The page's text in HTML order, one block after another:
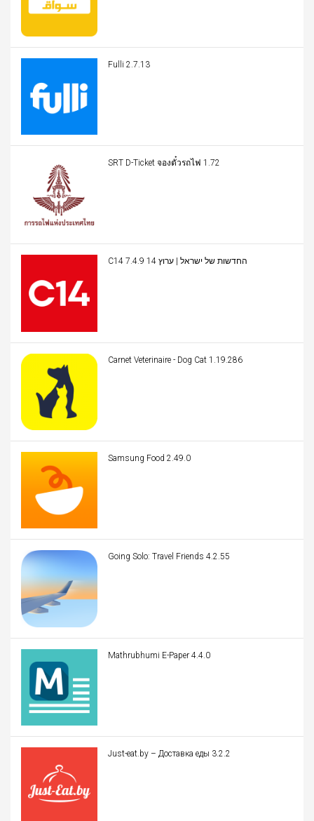
Fulli 2.7.13
SRT D-Ticket จองตั๋วรถไฟ 1.72
C14 החדשות של ישראל | ערוץ 14 7.4.9
Carnet Veterinaire - Dog Cat 1.19.286
Samsung Food 2.49.0
Going Solo: Travel Friends 4.2.55
Mathrubhumi E-Paper 4.4.0
Just-eat.by – Доставка еды 3.2.2